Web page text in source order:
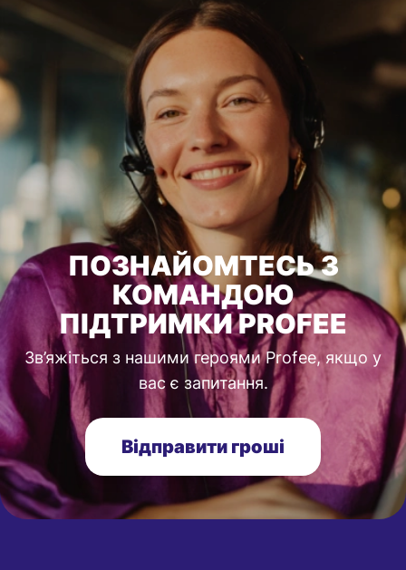
ПОЗНАЙОМТЕСЬ З
КОМАНДОЮ
ПІДТРИМКИ PROFEE
Зв’яжіться з нашими героями Profee, якщо у
вас є запитання.
Відправити гроші